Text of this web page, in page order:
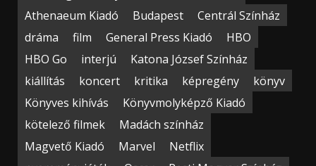
Athenaeum Kiadó
Budapest
Centrál Színház
dráma
film General Press Kiadó
HBO
HBO Go
interjú
Katona József Színház
kiállítás
koncert kritika képregény
könyv
Könyves kihívás
Könyvmolyképző Kiadó
kötelező filmek
Madách színház
Magvető Kiadó
Marvel
Netflix